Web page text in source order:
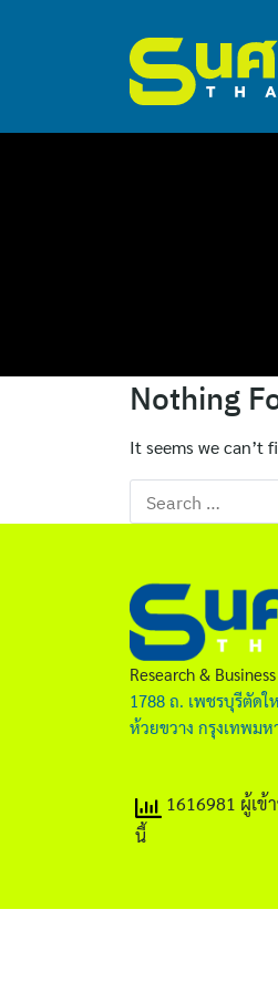
English
Nothing
It seems we can’t
Search
for:
Research &
1788 ถ. เพชรบุรีตัดใ
ห้วยขวาง กรุงเทพมห
1616981 ผู้เข้
นี้